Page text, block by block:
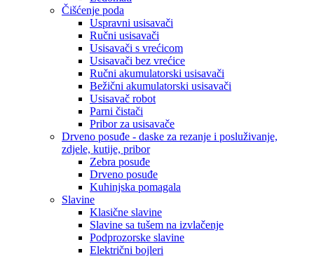
Čišćenje poda
Uspravni usisavači
Ručni usisavači
Usisavači s vrećicom
Usisavači bez vrećice
Ručni akumulatorski usisavači
Bežični akumulatorski usisavači
Usisavač robot
Parni čistači
Pribor za usisavače
Drveno posuđe - daske za rezanje i posluživanje,
zdjele, kutije, pribor
Zebra posuđe
Drveno posuđe
Kuhinjska pomagala
Slavine
Klasične slavine
Slavine sa tušem na izvlačenje
Podprozorske slavine
Električni bojleri